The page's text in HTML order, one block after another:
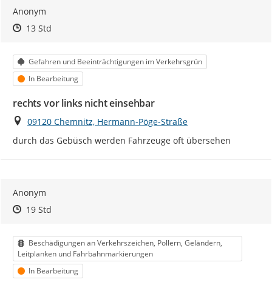
Anonym
Zeitpunkt des Erstellens
Zeitpunkt des Erstellens
13 StdZur Äußerung
Kategorie
Gefahren und Beeinträchtigungen im Verkehrsgrün
Status
In Bearbeitung
rechts vor links nicht einsehbar
Ort
09120 Chemnitz, Hermann-Pöge-Straße
durch das Gebüsch werden Fahrzeuge oft übersehen
Anonym
Zeitpunkt des Erstellens
Zeitpunkt des Erstellens
19 StdZur Äußerung
Kategorie
Beschädigungen an Verkehrszeichen, Pollern, Geländern,
Leitplanken und Fahrbahnmarkierungen
Status
In Bearbeitung